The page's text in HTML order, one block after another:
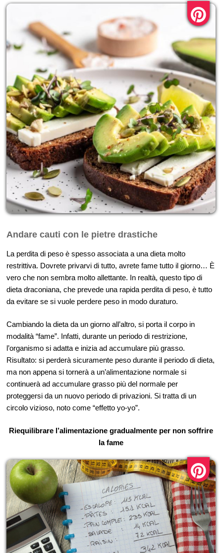
Andare cauti con le pietre drastiche
La perdita di peso è spesso associata a una dieta molto
restrittiva. Dovrete privarvi di tutto, avrete fame tutto il giorno… È
vero che non sembra molto allettante. In realtà, questo tipo di
dieta draconiana, che prevede una rapida perdita di peso, è tutto
da evitare se si vuole perdere peso in modo duraturo.
Cambiando la dieta da un giorno all’altro, si porta il corpo in
modalità “fame”. Infatti, durante un periodo di restrizione,
l’organismo si adatta e inizia ad accumulare più grasso.
Risultato: si perderà sicuramente peso durante il periodo di dieta,
ma non appena si tornerà a un’alimentazione normale si
continuerà ad accumulare grasso più del normale per
proteggersi da un nuovo periodo di privazioni. Si tratta di un
circolo vizioso, noto come “effetto yo-yo”.
Riequilibrare l’alimentazione gradualmente per non soffrire
la fame